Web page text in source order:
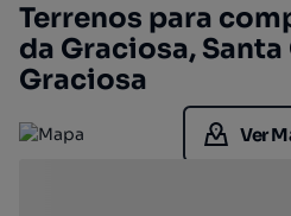
Terrenos para
da Graciosa, Santa
Graciosa
Ver